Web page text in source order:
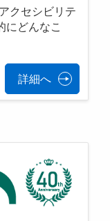
クセシビリテ
にどんなこ
詳細へ